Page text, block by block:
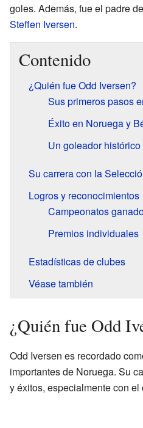
goles. Además, fue el padre
Steffen Iversen.
Contenido
¿Quién fue Odd Iversen?
Sus primeros pasos
Éxito en Noruega y
Un goleador histórico
Su carrera con la
Logros y reconocimientos
Campeonatos
Premios individuales
Estadísticas de clubes
Véase también
¿Quién fue Odd
Odd Iversen es recordado
importantes de Noruega. Su
y éxitos, especialmente con el